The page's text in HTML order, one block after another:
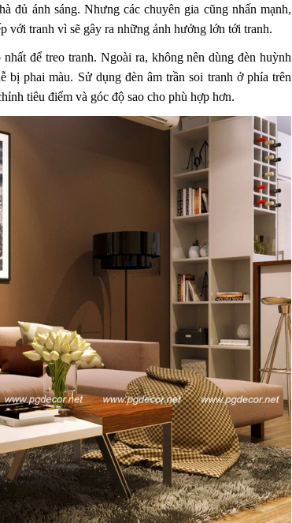
đủ ánh sáng. Nhưng các chuyên gia cũng nhấn mạnh,
với tranh vì sẽ gây ra những ảnh hưởng lớn tới tranh.
để treo tranh. Ngoài ra, không nên dùng đèn huỳnh
phai màu. Sử dụng đèn âm trần soi tranh ở phía trên
tiêu điểm và góc độ sao cho phù hợp hơn.